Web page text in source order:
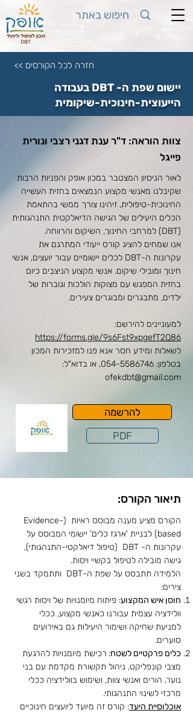
חזרה לכל הקורסים >>
יישום שפת ה- DBT בעבודה
הייעוצית-חינוכית-שיקומית
צוות הוראה: ד"ר ענת דגני רצבי ונורית
פייגל
לאור הניסיון המצטבר במכון אופק והפניות הרבות
שקיבלנו מאנשי מקצוע הנמצאים בחזית העשייה
החינוכית-טיפולית, זיהינו צורך ממשי בהתאמת
הכלים היעילים של הגישה הדיאלקטית התנהגותית
(DBT) למרחבי החינוך, השיקום והרווחה.
אנו שמחים להציג קורס ייעודי המתרגם את
עקרונות ה-DBT לכלים יישומיים עבור יועצים, אנשי
חינוך ומובילי שיקום. אנשי מקצוע הניצבים כיום
בחזית המפגש עם מצוקות הולכות וגוברות של
ילדים, מתבגרים ומבוגרים צעירים.
למעוניינים להירשם:
https://forms.gle/9s6Fst9xpgefT2Q86
לשאלות ומידע חסר אנא פנו למזכירות המכון
בטלפון: 054-5586746, או בדוא"ל:
ofekdbt@gmail.com
להרשמה
PDF
תיאור הקורס:
הקורס מציע מענה מבוסס ראיות (Evidence-
based) לבניית 'ארגז כלים' יישומי המבוסס על
עקרונות ה- DBT (טיפול דיאלקטי-התנהגותי),
גישה מובילה לטיפול בקשיי ויסות.
הלמידה תתבסס על שפת ה-DBT ותתמקד בשני
צירים:
חוסן איש המקצוע: פיתוח מיומנויות של ויסות רגשי
וולידציה עצמית עבורנו כאנשי מקצוע, ככלי
למניעת שחיקה ושימור היעילות גם באירועים
סוערים.
כלים פרקטיים לשטח: רכישת מיומנויות להרגעת
מצבי קונפליקט, ניהול תקשורת מקדמת עם בני
נוער, הורים ואנשי צוות, ושימוש בוולידציה ככלי
מרכזי לשינוי התנהגותי.
אוכלוסיית היעד: קורס זה מיועד ליועצים חינוכיים